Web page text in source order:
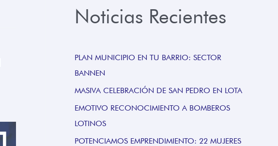
Noticias Recientes
PLAN MUNICIPIO EN TU BARRIO: SECTOR
BANNEN
MASIVA CELEBRACIÓN DE SAN PEDRO EN LOTA
EMOTIVO RECONOCIMIENTO A BOMBEROS
LOTINOS
POTENCIAMOS EMPRENDIMIENTO: 22 MUJERES